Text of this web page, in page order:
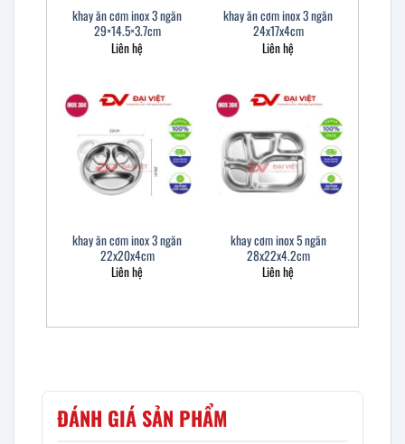
khay ăn cơm inox 3 ngăn
29×14.5×3.7cm
Liên hệ
khay ăn cơm inox 3 ngăn
24x17x4cm
Liên hệ
khay ăn cơm inox 3 ngăn
22x20x4cm
Liên hệ
khay cơm inox 5 ngăn
28x22x4.2cm
Liên hệ
ĐÁNH GIÁ SẢN PHẨM